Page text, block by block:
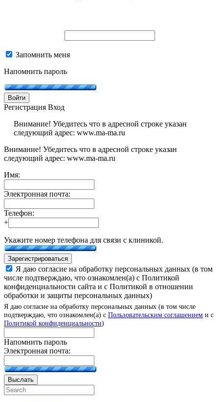
Запомнить меня
Напомнить пароль
Войти
Регистрация Вход
Внимание! Убедитесь что в адресной строке указан
следующий адрес: www.ma-ma.ru
Внимание! Убедитесь что в адресной строке указан
следующий адрес: www.ma-ma.ru
Имя:
Электронная почта:
Телефон:
+
Укажите номер телефона для связи с клиникой.
Зарегистрироваться
Я даю согласие на обработку персональных данных (в том
числе подтверждаю, что ознакомлен(а) с Политикой
конфиденциальности сайта и с Политикой в отношении
обработки и защиты персональных данных)
Я даю согласие на обработку персональных данных (в том числе
подтверждаю, что ознакомлен(а) с Пользовательским соглашением и с
Политикой конфиденциальности)
Напомнить пароль
Электронная почта:
Выслать